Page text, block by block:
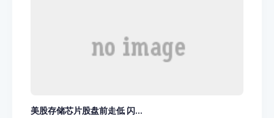
美股存储芯片股盘前走低 闪...